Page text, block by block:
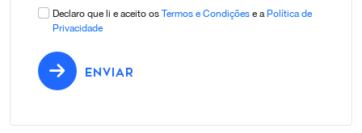
Declaro que li e aceito os Termos e Condições e a Política de
Privacidade
ENVIAR